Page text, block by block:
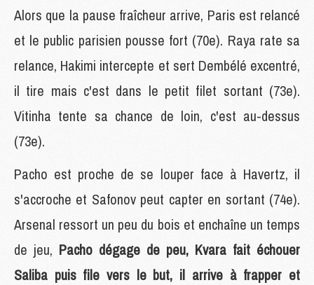
Alors que la pause fraîcheur arrive, Paris est relancé
et le public parisien pousse fort (70e). Raya rate sa
relance, Hakimi intercepte et sert Dembélé excentré,
il tire mais c'est dans le petit filet sortant (73e).
Vitinha tente sa chance de loin, c'est au-dessus
(73e).
Pacho est proche de se louper face à Havertz, il
s'accroche et Safonov peut capter en sortant (74e).
Arsenal ressort un peu du bois et enchaîne un temps
de jeu, Pacho dégage de peu, Kvara fait échouer
Saliba puis file vers le but, il arrive à frapper et